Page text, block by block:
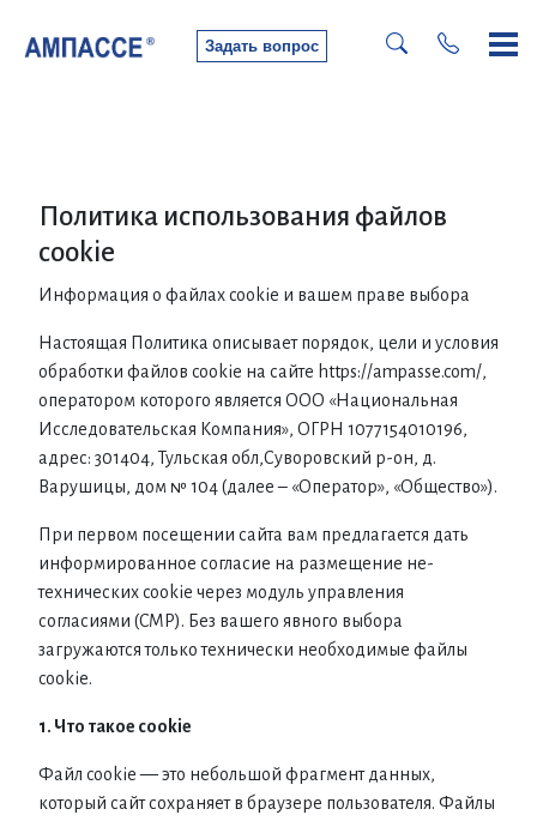
Задать вопрос
Политика использования файлов
cookie
Информация о файлах cookie и вашем праве выбора
Настоящая Политика описывает порядок, цели и условия
обработки файлов cookie на сайте https://ampasse.com/,
оператором которого является ООО «Национальная
Исследовательская Компания», ОГРН 1077154010196,
адрес: 301404, Тульская обл,Суворовский р-он, д.
Варушицы, дом № 104 (далее – «Оператор», «Общество»).
При первом посещении сайта вам предлагается дать
информированное согласие на размещение не-
технических cookie через модуль управления
согласиями (CMP). Без вашего явного выбора
загружаются только технически необходимые файлы
cookie.
1. Что такое cookie
Файл cookie — это небольшой фрагмент данных,
который сайт сохраняет в браузере пользователя. Файлы